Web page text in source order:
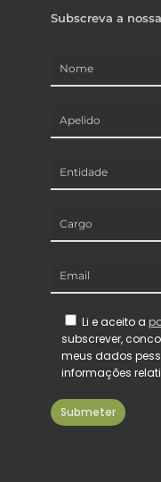
Subscreva a
Li e aceito a
subscrever,
meus dados
informações